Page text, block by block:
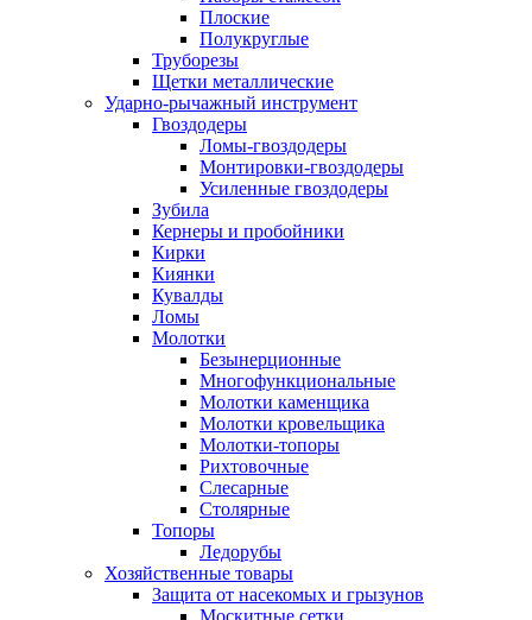
Плоские
Полукруглые
Труборезы
Щетки металлические
Ударно-рычажный инструмент
Гвоздодеры
Ломы-гвоздодеры
Монтировки-гвоздодеры
Усиленные гвоздодеры
Зубила
Кернеры и пробойники
Кирки
Киянки
Кувалды
Ломы
Молотки
Безынерционные
Многофункциональные
Молотки каменщика
Молотки кровельщика
Молотки-топоры
Рихтовочные
Слесарные
Столярные
Топоры
Ледорубы
Хозяйственные товары
Защита от насекомых и грызунов
Москитные сетки